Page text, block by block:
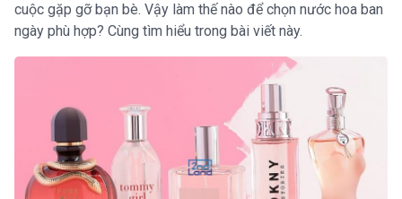
cuộc gặp gỡ bạn bè. Vậy làm thế nào để chọn nước hoa ban
ngày phù hợp? Cùng tìm hiểu trong bài viết này.